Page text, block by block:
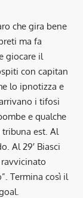
che gira bene
ma fa
giocare il
con capitan
lo ipnotizza e
i tifosi
e qualche
est. Al
Al 29′ Biasci
Termina così il